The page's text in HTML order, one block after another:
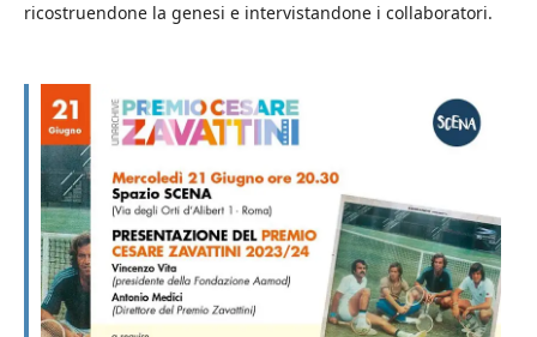
ricostruendone la genesi e intervistandone i collaboratori.